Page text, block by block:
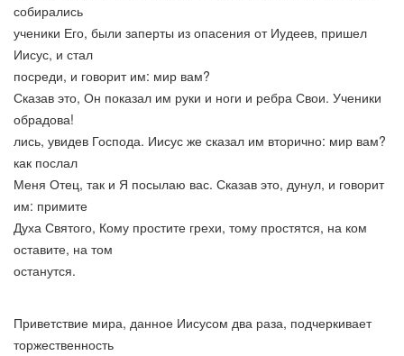
собирались
ученики Его, были заперты из опасения от Иудеев, пришел
Иисус, и стал
посреди, и говорит им: мир вам?
Сказав это, Он показал им руки и ноги и ребра Свои. Ученики
обрадова!
лись, увидев Господа. Иисус же сказал им вторично: мир вам?
как послал
Меня Отец, так и Я посылаю вас. Сказав это, дунул, и говорит
им: примите
Духа Святого, Кому простите грехи, тому простятся, на ком
оставите, на том
останутся.
Приветствие мира, данное Иисусом два раза, подчеркивает
торжественность